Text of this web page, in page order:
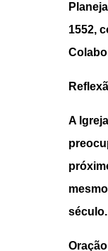
1552,
A
século.